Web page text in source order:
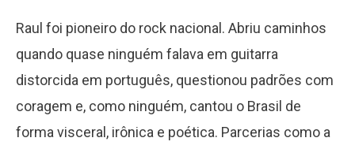
Raul foi pioneiro do rock nacional. Abriu caminhos
quando quase ninguém falava em guitarra
distorcida em português, questionou padrões com
coragem e, como ninguém, cantou o Brasil de
forma visceral, irônica e poética. Parcerias como a